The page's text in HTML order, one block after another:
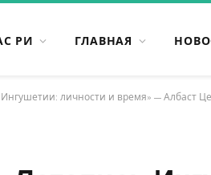
РИ ГЛАВНАЯ
личности и время» — Албаст